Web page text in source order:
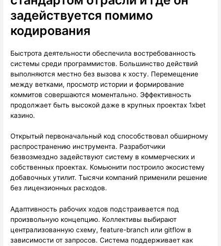
задействуется помимо
кодирования
Быстрота деятельности обеспечила востребованность
системы среди программистов. Большинство действий
выполняются местно без вызова к хосту. Перемещение
между ветками, просмотр истории и формирование
коммитов совершаются моментально. Эффективность
продолжает быть высокой даже в крупных проектах 1xbet
казино.
Открытый первоначальный код способствовал обширному
распространению инструмента. Разработчики
безвозмездно задействуют систему в коммерческих и
собственных проектах. Комьюнити построило экосистему
добавочных утилит. Тысячи компаний применили решение
без лицензионных расходов.
Адаптивность рабочих ходов подстраивается под
произвольную концепцию. Коллективы выбирают
централизованную схему, feature-branch или gitflow в
зависимости от запросов. Система поддерживает как